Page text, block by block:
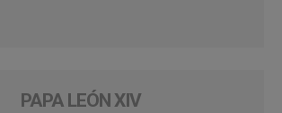
PAPA LEÓN XIV